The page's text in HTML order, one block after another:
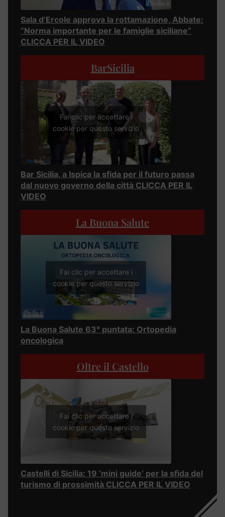
Sala d’Ercole approva la rottamazione, Abbate:
“Norma importante per le famiglie siciliane”
CLICCA PER IL VIDEO
BarSicilia
Fai clic per accettare i
cookie per questo servizio
Bar Sicilia, a Ispica la sfida per il futuro passa
dal nuovo governo della città CLICCA PER IL
VIDEO
La Buona Salute
Fai clic per accettare i
cookie per questo servizio
La Buona Salute 63° puntata: Ortopedia
oncologica
Oltre il Castello
Fai clic per accettare i
cookie per questo servizio
Castelli di Sicilia: 19 ‘mini guide’ per la sfida del
turismo di prossimità CLICCA PER IL VIDEO